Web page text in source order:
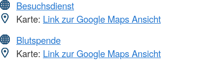
Besuchsdienst
Karte: Link zur Google Maps Ansicht
Blutspende
Karte: Link zur Google Maps Ansicht